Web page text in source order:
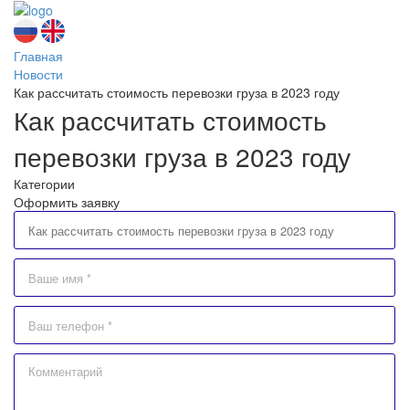
Главная
Новости
Как рассчитать стоимость перевозки груза в 2023 году
Как рассчитать стоимость
перевозки груза в 2023 году
Категории
Оформить заявку